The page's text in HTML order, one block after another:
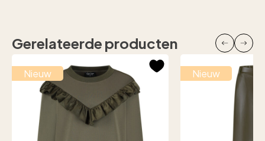
Gerelateerde producten
Nieuw Nieuw